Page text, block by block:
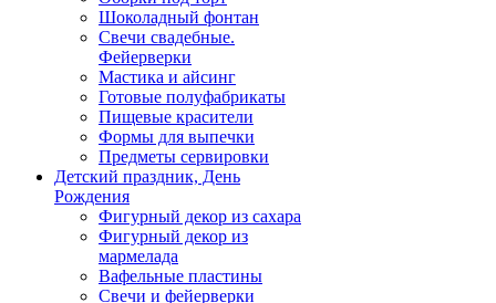
Шоколадный фонтан
Свечи свадебные.
Фейерверки
Мастика и айсинг
Готовые полуфабрикаты
Пищевые красители
Формы для выпечки
Предметы сервировки
Детский праздник, День
Рождения
Фигурный декор из сахара
Фигурный декор из
мармелада
Вафельные пластины
Свечи и фейерверки